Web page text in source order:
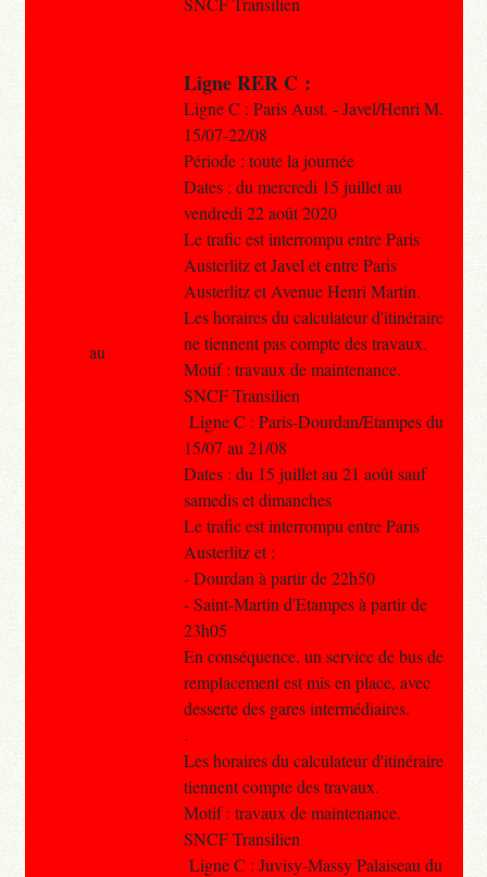
Ligne RER C :
Ligne C : Paris Aust. - Javel/Henri M.
15/07-22/08
Période : toute la journée
Dates : du mercredi 15 juillet au
vendredi 22 août 2020
Le trafic est interrompu entre Paris
Austerlitz et Javel et entre Paris
Austerlitz et Avenue Henri Martin.
Les horaires du calculateur d'itinéraire
ne tiennent pas compte des travaux.
Motif : travaux de maintenance.
SNCF Transilien
Ligne C : Paris-Dourdan/Etampes du
15/07 au 21/08
Dates : du 15 juillet au 21 août sauf
samedis et dimanches
Le trafic est interrompu entre Paris
Austerlitz et :
- Dourdan à partir de 22h50
- Saint-Martin d'Etampes à partir de
23h05
En conséquence, un service de bus de
remplacement est mis en place, avec
desserte des gares intermédiaires.
.
Les horaires du calculateur d'itinéraire
tiennent compte des travaux.
Motif : travaux de maintenance.
SNCF Transilien
Ligne C : Juvisy-Massy Palaiseau du
au